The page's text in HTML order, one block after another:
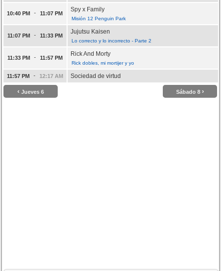
10:40 PM - 11:07 PM
Spy x Family
Misión 12 Penguin Park
11:07 PM - 11:33 PM
Jujutsu Kaisen
Lo correcto y lo incorrecto - Parte 2
11:33 PM - 11:57 PM
Rick And Morty
Rick dobles, mi mortijer y yo
11:57 PM - 12:17 AM Sociedad de virtud
‹ Jueves 6 Sábado 8 ›